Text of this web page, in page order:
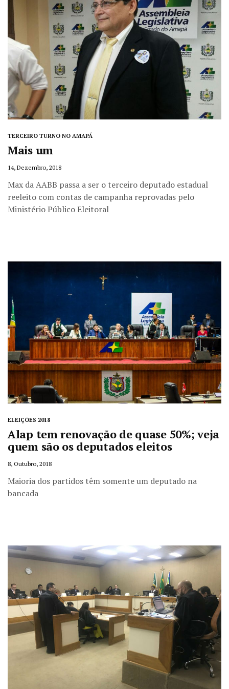
TERCEIRO TURNO NO AMAPÁ
Mais um
14, Dezembro, 2018
Max da AABB passa a ser o terceiro deputado estadual
reeleito com contas de campanha reprovadas pelo
Ministério Público Eleitoral
ELEIÇÕES 2018
Alap tem renovação de quase 50%; veja
quem são os deputados eleitos
8, Outubro, 2018
Maioria dos partidos têm somente um deputado na
bancada